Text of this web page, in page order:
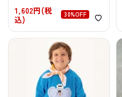
1,602円(税
込)
30%OFF